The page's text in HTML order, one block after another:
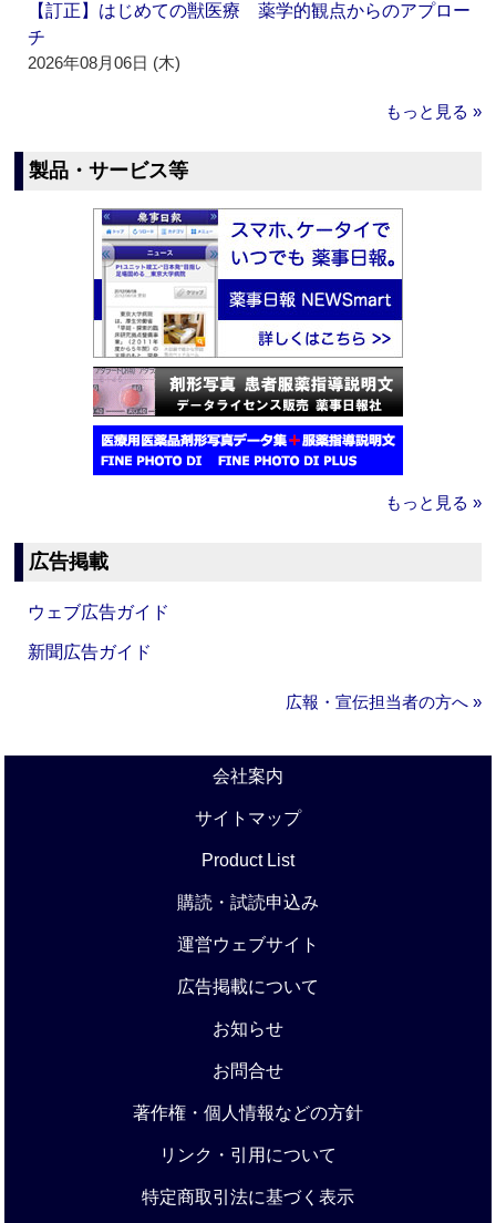
【訂正】はじめての獣医療 薬学的観点からのアプロー
チ
2026年08月06日 (木)
もっと見る »
製品・サービス等
もっと見る »
広告掲載
ウェブ広告ガイド
新聞広告ガイド
広報・宣伝担当者の方へ »
会社案内
サイトマップ
Product List
購読・試読申込み
運営ウェブサイト
広告掲載について
お知らせ
お問合せ
著作権・個人情報などの方針
リンク・引用について
特定商取引法に基づく表示